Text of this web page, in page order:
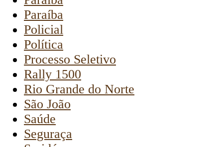
Paraíba
Policial
Política
Processo Seletivo
Rally 1500
Rio Grande do Norte
São João
Saúde
Seguraça